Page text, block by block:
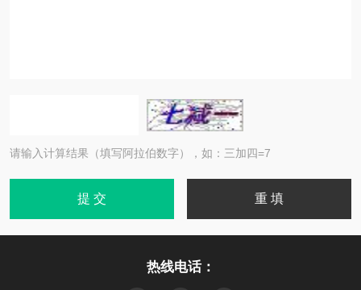
请输入计算结果（填写阿拉伯数字），如：三加四=7
热线电话：